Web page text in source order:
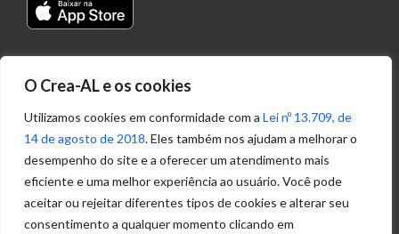
O Crea-AL e os cookies
Utilizamos cookies em conformidade com a Lei nº 13.709, de
14 de agosto de 2018. Eles também nos ajudam a melhorar o
desempenho do site e a oferecer um atendimento mais
eficiente e uma melhor experiência ao usuário. Você pode
aceitar ou rejeitar diferentes tipos de cookies e alterar seu
consentimento a qualquer momento clicando em
Transparência
Portal
Acesso à
Informação
Política de
Privacidade de